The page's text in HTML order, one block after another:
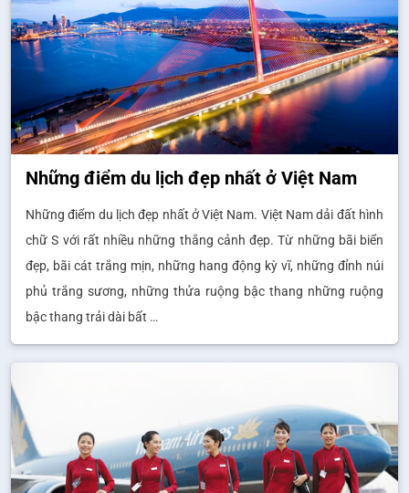
Những điểm du lịch đẹp nhất ở Việt Nam
Những điểm du lịch đẹp nhất ở Việt Nam. Việt Nam dải đất hình
chữ S với rất nhiều những thắng cảnh đẹp. Từ những bãi biển
đẹp, bãi cát trắng mịn, những hang động kỳ vĩ, những đỉnh núi
phủ trắng sương, những thửa ruộng bậc thang những ruộng
bậc thang trải dài bất …